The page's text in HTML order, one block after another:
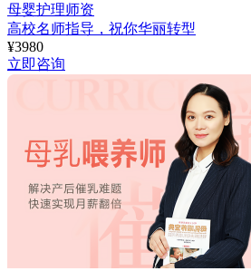
母婴护理师资
高校名师指导，祝你华丽转型
¥3980
立即咨询